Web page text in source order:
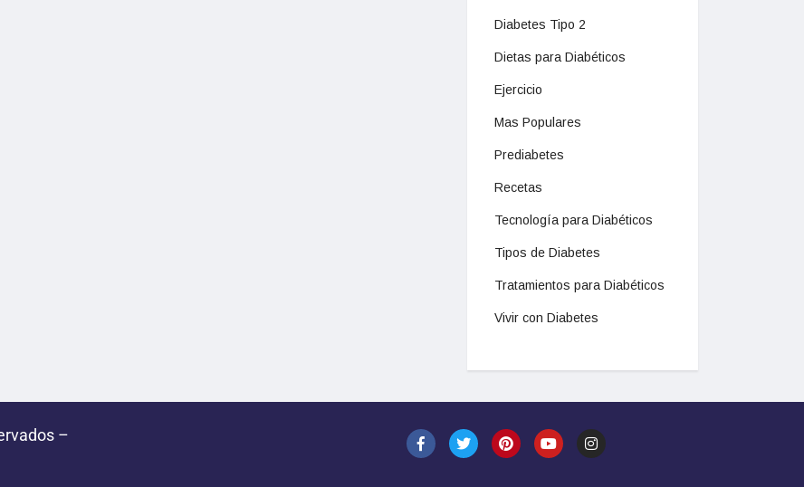
Diabetes Tipo 2
Dietas para Diabéticos
Ejercicio
Mas Populares
Prediabetes
Recetas
Tecnología para Diabéticos
Tipos de Diabetes
Tratamientos para Diabéticos
Vivir con Diabetes
–